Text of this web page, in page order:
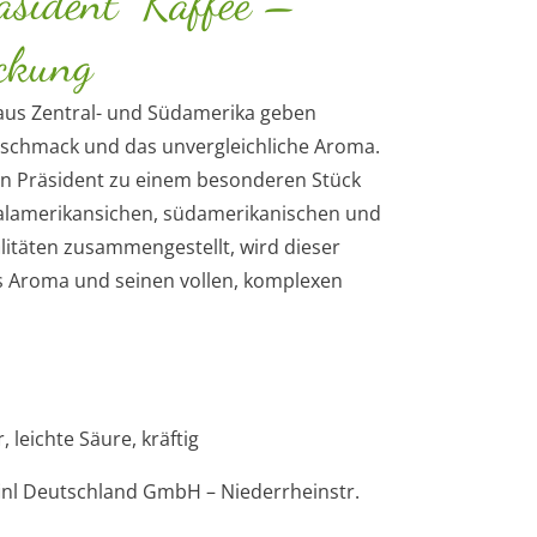
Zentral- und Südamerika geben
und das unvergleichliche Aroma.
Präsident zu einem besonderen Stück
südamerikanischen und
zusammengestellt, wird dieser
und seinen vollen, komplexen
leichte Säure, kräftig
Deutschland GmbH – Niederrheinstr.